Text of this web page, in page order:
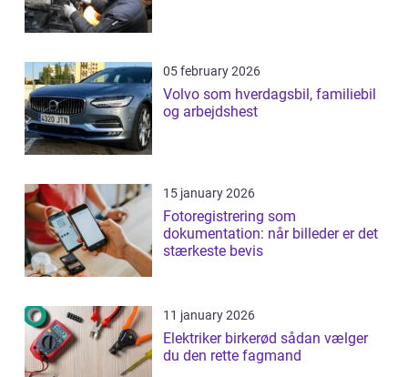
05 february 2026
Volvo som hverdagsbil, familiebil
og arbejdshest
15 january 2026
Fotoregistrering som
dokumentation: når billeder er det
stærkeste bevis
11 january 2026
Elektriker birkerød sådan vælger
du den rette fagmand